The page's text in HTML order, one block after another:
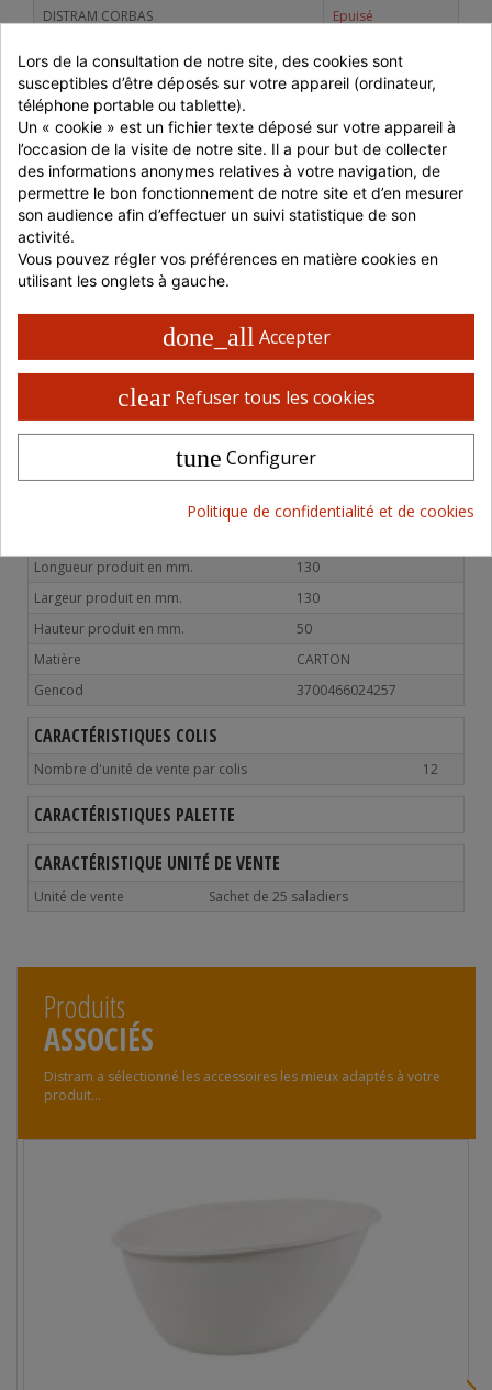
DISTRAM CORBAS
Epuisé
SNACKIN MARKET
Epuisé
Prix dégressifs selon le montant de la commande
Montant Réduction
P. unitaire
Jusqu'à 699 € HT
-
10,75 € HT
700 à 999 € HT
-5%
10,21 € HT
1000 à 1499 € HT
-10%
9,68 € HT
> 1500 € HT
Livraison 48 / 72 H en France
Retrait possible en magasin
Longueur produit en mm.
130
Largeur produit en mm.
130
Hauteur produit en mm.
50
Matière
CARTON
Gencod
3700466024257
CARACTÉRISTIQUES COLIS
Nombre d'unité de vente par colis 12
CARACTÉRISTIQUES PALETTE
CARACTÉRISTIQUE UNITÉ DE VENTE
Unité de vente Sachet de 25 saladiers
Produits
ASSOCIÉS
Distram a sélectionné les accessoires les mieux adaptés à votre
produit...
Lors de la consultation de notre site, des cookies sont
susceptibles d’être déposés sur votre appareil (ordinateur,
téléphone portable ou tablette).
Un « cookie » est un fichier texte déposé sur votre appareil à
l’occasion de la visite de notre site. Il a pour but de collecter
des informations anonymes relatives à votre navigation, de
permettre le bon fonctionnement de notre site et d’en mesurer
son audience afin d’effectuer un suivi statistique de son
activité.
Vous pouvez régler vos préférences en matière cookies en
utilisant les onglets à gauche.
done_all Accepter
clear Refuser tous les cookies
tune Configurer
Politique de confidentialité et de cookies